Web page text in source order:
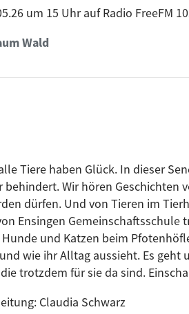
um 15 Uhr auf Radio FreeFM
Wald
Tiere haben Glück. In dieser
behindert. Wir hören Geschichten
dürfen. Und von Tieren im
Ensingen Gemeinschaftsschule
und Katzen beim
wie ihr Alltag aussieht. Es
trotzdem für sie da sind.
Claudia Schwarz